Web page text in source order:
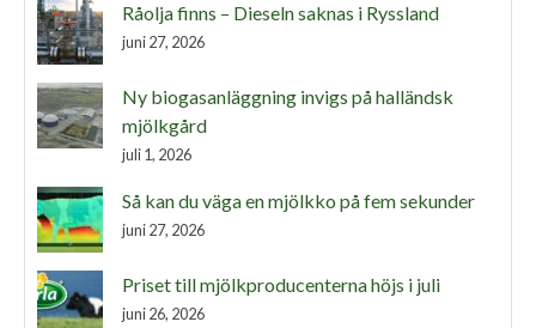
Råolja finns – Dieseln saknas i Ryssland
juni 27, 2026
Ny biogasanläggning invigs på halländsk
mjölkgård
juli 1, 2026
Så kan du väga en mjölkko på fem sekunder
juni 27, 2026
Priset till mjölkproducenterna höjs i juli
juni 26, 2026